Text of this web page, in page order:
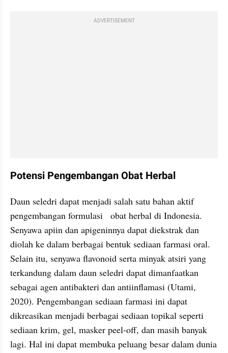
ADVERTISEMENT
Potensi Pengembangan Obat Herbal
Daun seledri dapat menjadi salah satu bahan aktif
pengembangan formulasi   obat herbal di Indonesia.
Senyawa apiin dan apigeninnya dapat diekstrak dan
diolah ke dalam berbagai bentuk sediaan farmasi oral.
Selain itu, senyawa flavonoid serta minyak atsiri yang
terkandung dalam daun seledri dapat dimanfaatkan
sebagai agen antibakteri dan antiinflamasi (Utami,
2020). Pengembangan sediaan farmasi ini dapat
dikreasikan menjadi berbagai sediaan topikal seperti
sediaan krim, gel, masker peel-off, dan masih banyak
lagi. Hal ini dapat membuka peluang besar dalam dunia